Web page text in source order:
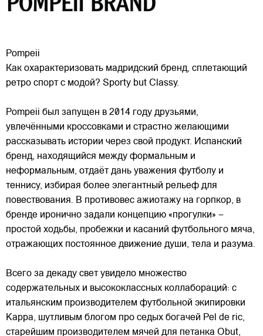
Pompeii
Как охарактеризовать мадридский бренд, сплетающий
ретро спорт с модой? Sporty but Classy.
Pompeii был запущен в 2014 году друзьями,
увлечёнными кроссовками и страстно желающими
рассказывать истории через свой продукт. Испанский
бренд, находящийся между формальным и
неформальным, отдаёт дань уважения футболу и
теннису, избирая более элегантный рельеф для
повествования. В противовес ажиотажу на горпкор, в
бренде иронично задали концепцию «прогулки» –
простой ходьбы, пробежки и касаний футбольного мяча,
отражающих постоянное движение души, тела и разума.
Всего за декаду свет увидело множество
содержательных и высококлассных коллабораций: с
итальянским производителем футбольной экипировки
Kappa, шутливым блогом про седых богачей Pel de ric,
старейшим производителем мячей для петанка Obut,